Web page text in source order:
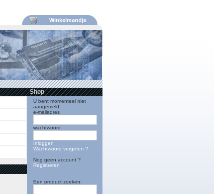
Winkelmandje
Shop
U bent momenteel niet
aangemeld
e-mailadres
wachtwoord
Inloggen
Wachtwoord vergeten ?
Nog geen account ?
Registreren
Een product zoeken: